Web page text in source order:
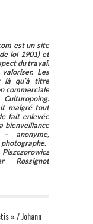
est un site
loi 1901) et
du travail
Les
là qu’à titre
commerciale
malgré tout
fait enlevée
bienveillance
anonyme,
» / Johann